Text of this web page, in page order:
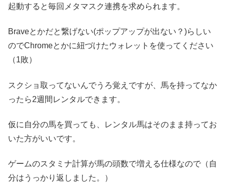
起動すると毎回メタマスク連携を求められます。
Braveとかだと繋げない(ポップアップが出ない？)らしい
のでChromeとかに紐づけたウォレットを使ってください
（1敗）
スクショ取ってないんでうろ覚えですが、馬を持ってなか
ったら2週間レンタルできます。
仮に自分の馬を買っても、レンタル馬はそのまま持ってお
いた方がいいです。
ゲームのスタミナ計算が馬の頭数で増える仕様なので（自
分はうっかり返しました。）